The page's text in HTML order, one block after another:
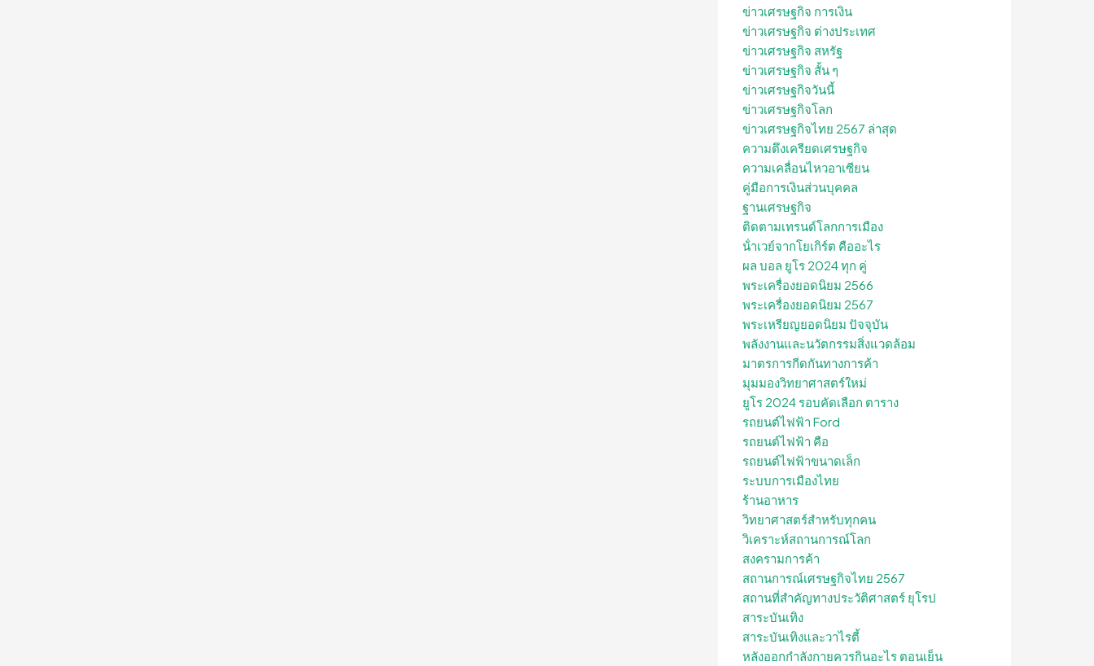
ข่าวเศรษฐกิจ การเงิน
ข่าวเศรษฐกิจ ต่างประเทศ
ข่าวเศรษฐกิจ สหรัฐ
ข่าวเศรษฐกิจ สั้น ๆ
ข่าวเศรษฐกิจวันนี้
ข่าวเศรษฐกิจโลก
ข่าวเศรษฐกิจไทย 2567 ล่าสุด
ความตึงเครียดเศรษฐกิจ
ความเคลื่อนไหวอาเซียน
คู่มือการเงินส่วนบุคคล
ฐานเศรษฐกิจ
ติดตามเทรนด์โลกการเมือง
น้ําเวย์จากโยเกิร์ต คืออะไร
ผล บอล ยูโร 2024 ทุก คู่
พระเครื่องยอดนิยม 2566
พระเครื่องยอดนิยม 2567
พระเหรียญยอดนิยม ปัจจุบัน
พลังงานและนวัตกรรมสิ่งแวดล้อม
มาตรการกีดกันทางการค้า
มุมมองวิทยาศาสตร์ใหม่
ยูโร 2024 รอบคัดเลือก ตาราง
รถยนต์ไฟฟ้า Ford
รถยนต์ไฟฟ้า คือ
รถยนต์ไฟฟ้าขนาดเล็ก
ระบบการเมืองไทย
ร้านอาหาร
วิทยาศาสตร์สำหรับทุกคน
วิเคราะห์สถานการณ์โลก
สงครามการค้า
สถานการณ์เศรษฐกิจไทย 2567
สถานที่สําคัญทางประวัติศาสตร์ ยุโรป
สาระบันเทิง
สาระบันเทิงและวาไรตี้
หลังออกกําลังกายควรกินอะไร ตอนเย็น